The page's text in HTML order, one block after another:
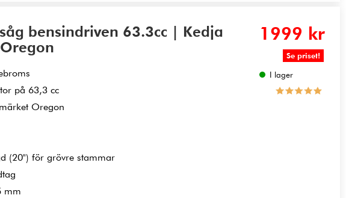
bensindriven 63.3cc | Kedja
på 63,3 cc
Oregon
(20") för grövre stammar
mm
1999 kr
Se priset!
I lager